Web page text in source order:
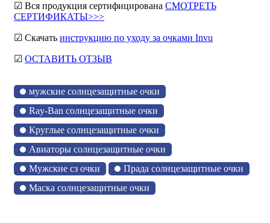
☑ Вся продукция сертифицирована СМОТРЕТЬ
СЕРТИФИКАТЫ>>>
☑ Скачать инструкцию по уходу за очками Invu
☑ ОСТАВИТЬ ОТЗЫВ
мужские солнцезащитные очки
Ray-Ban солнцезащитные очки
Круглые солнцезащитные очки
Авиаторы солнцезащитные очки
Мужские сз очки
Прада солнцезащитные очки
Маска солнцезащитные очки